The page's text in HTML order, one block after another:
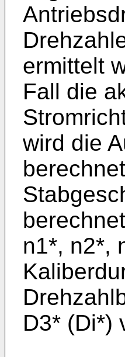
ermittelt
Fall die
wird die
n1*, n2*,
D3* (Di*)